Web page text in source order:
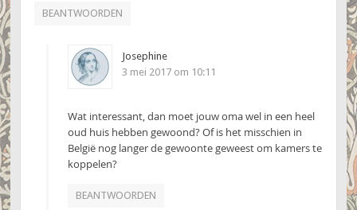
BEANTWOORDEN
Josephine
3 mei 2017 om 10:11
Wat interessant, dan moet jouw oma wel in een heel
oud huis hebben gewoond? Of is het misschien in
België nog langer de gewoonte geweest om kamers te
koppelen?
BEANTWOORDEN